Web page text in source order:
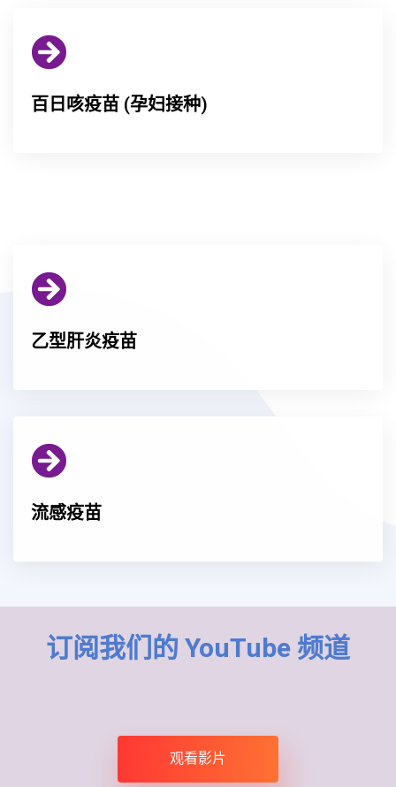
百日咳疫苗 (孕妇接种)
乙型肝炎疫苗
流感疫苗
订阅我们的 YouTube 频道
观看影片